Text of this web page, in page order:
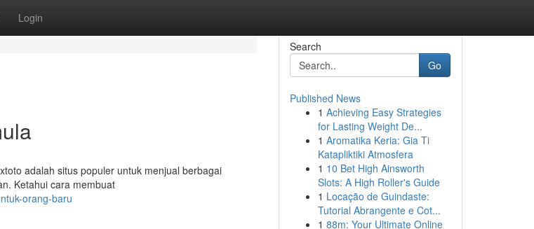
Login
adalah situs populer untuk menjual berbagai
Ketahui cara membuat
orang-baru
Search
Go
Published News
1 Achieving Easy Strategies
for Lasting Weight De...
1 Aromatika Keria: Gia Ti
Katapliktiki Atmosfera
1 10 Bet High Ainsworth
Slots: A High Roller's Guide
1 Locação de Guindaste:
Tutorial Abrangente e Cot...
1 88m: Your Ultimate Online